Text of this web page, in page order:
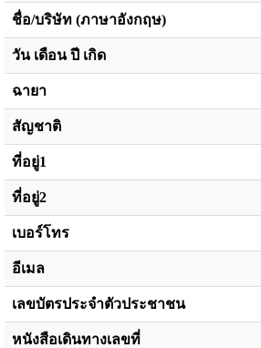
ชื่อ/บริษัท (ภาษาอังกฤษ)
วัน เดือน ปี เกิด
ฉายา
สัญชาติ
ที่อยู่1
ที่อยู่2
เบอร์โทร
อีเมล
เลขบัตรประจำตัวประชาชน
หนังสือเดินทางเลขที่